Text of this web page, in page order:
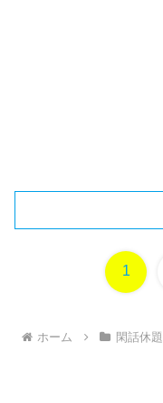
1
ホーム 閑話休題